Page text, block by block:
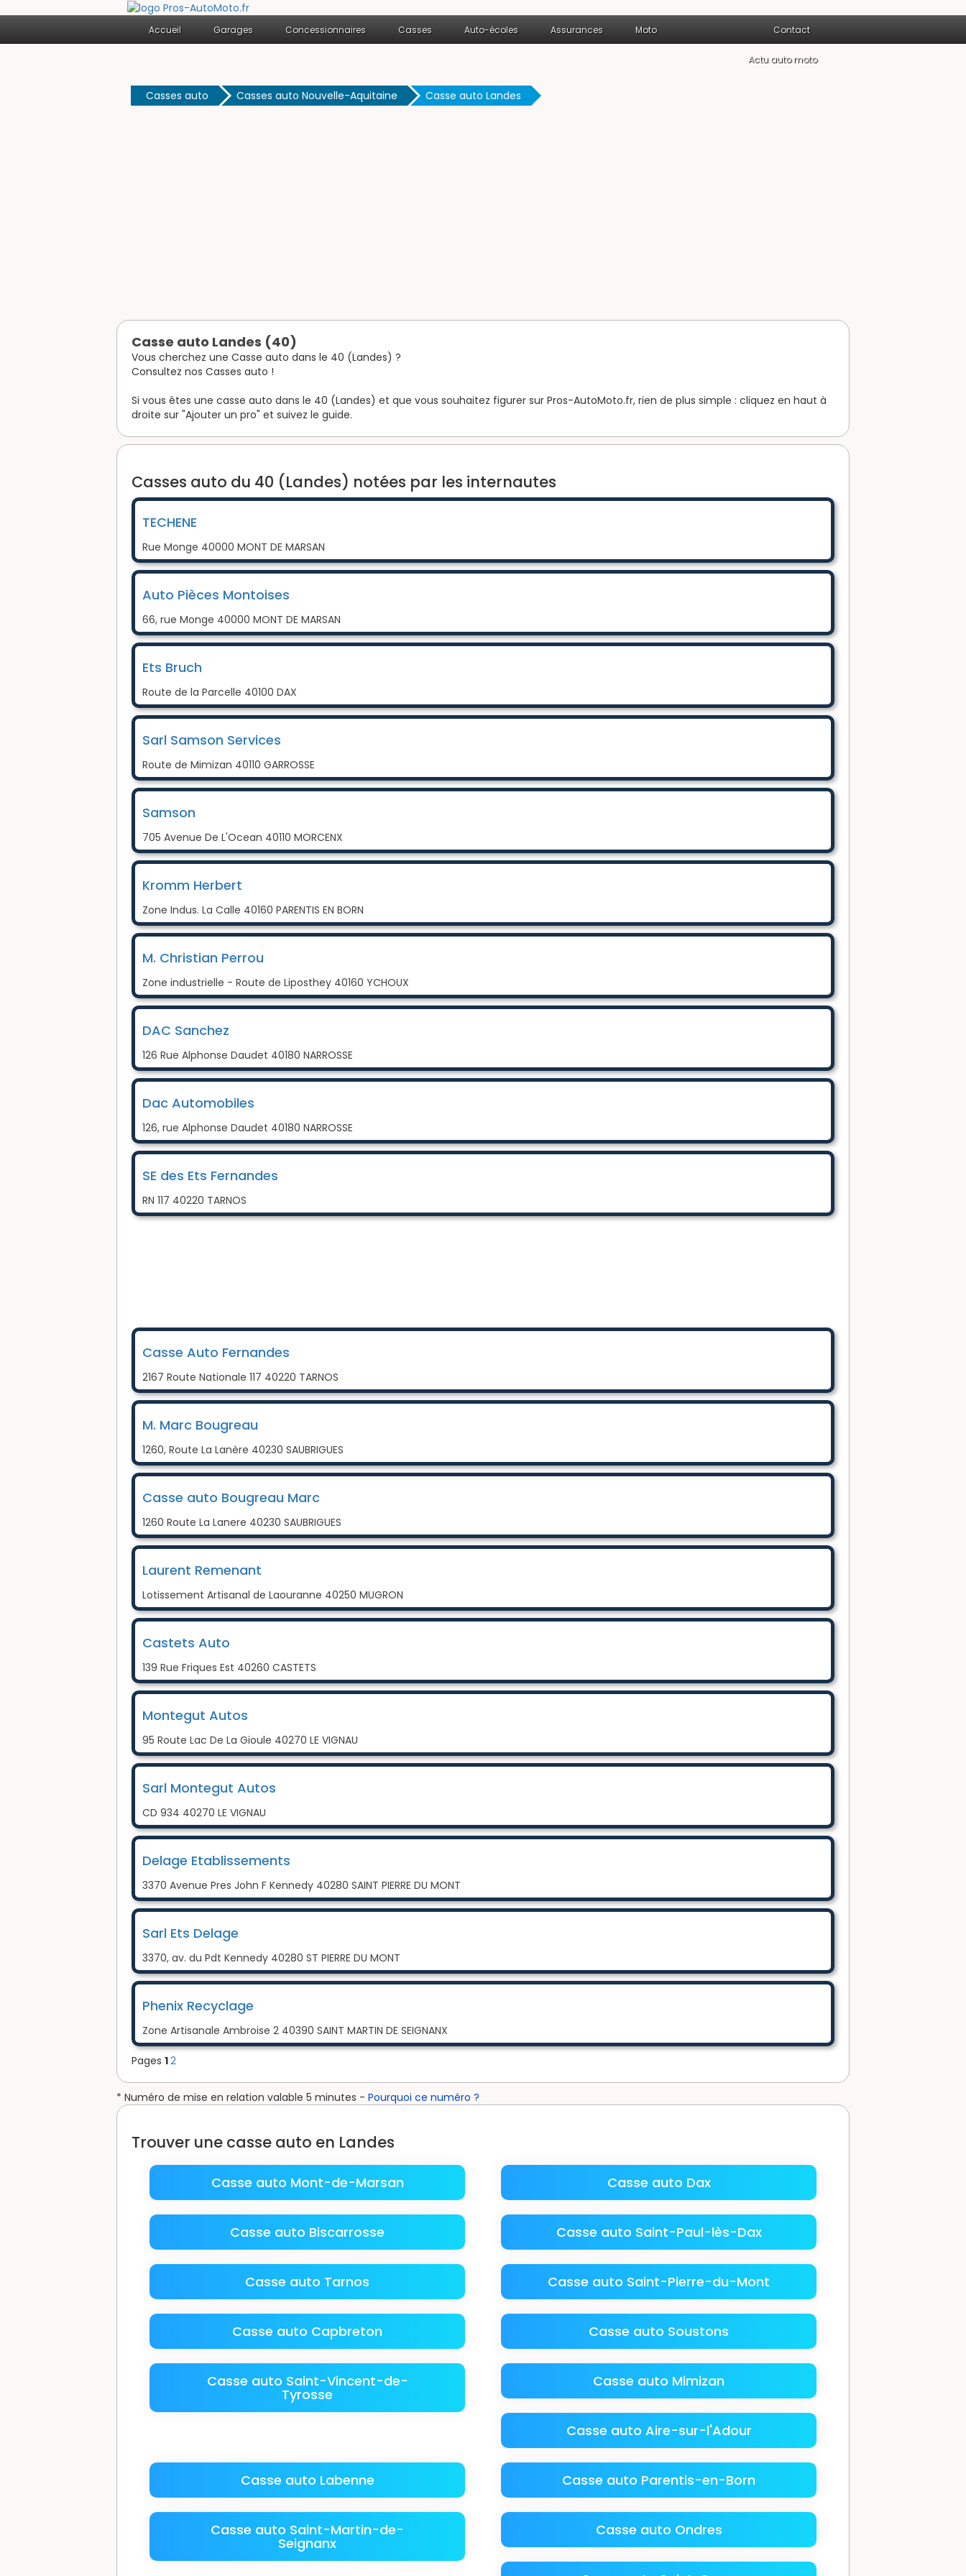
Accueil Garages Concessionnaires Casses Auto-écoles Assurances Moto Contact
Actu auto moto
Casses auto Casses auto Nouvelle-Aquitaine Casse auto Landes
Casse auto Landes (40)
Vous cherchez une Casse auto dans le 40 (Landes) ?
Consultez nos Casses auto !
Si vous êtes une casse auto dans le 40 (Landes) et que vous souhaitez figurer sur Pros-AutoMoto.fr, rien de plus simple : cliquez en haut à
droite sur "Ajouter un pro" et suivez le guide.
Casses auto du 40 (Landes) notées par les internautes
TECHENE
Rue Monge 40000 MONT DE MARSAN
Auto Pièces Montoises
66, rue Monge 40000 MONT DE MARSAN
Ets Bruch
Route de la Parcelle 40100 DAX
Sarl Samson Services
Route de Mimizan 40110 GARROSSE
Samson
705 Avenue De L'Ocean 40110 MORCENX
Kromm Herbert
Zone Indus. La Calle 40160 PARENTIS EN BORN
M. Christian Perrou
Zone industrielle - Route de Liposthey 40160 YCHOUX
DAC Sanchez
126 Rue Alphonse Daudet 40180 NARROSSE
Dac Automobiles
126, rue Alphonse Daudet 40180 NARROSSE
SE des Ets Fernandes
RN 117 40220 TARNOS
Casse Auto Fernandes
2167 Route Nationale 117 40220 TARNOS
M. Marc Bougreau
1260, Route La Lanère 40230 SAUBRIGUES
Casse auto Bougreau Marc
1260 Route La Lanere 40230 SAUBRIGUES
Laurent Remenant
Lotissement Artisanal de Laouranne 40250 MUGRON
Castets Auto
139 Rue Friques Est 40260 CASTETS
Montegut Autos
95 Route Lac De La Gioule 40270 LE VIGNAU
Sarl Montegut Autos
CD 934 40270 LE VIGNAU
Delage Etablissements
3370 Avenue Pres John F Kennedy 40280 SAINT PIERRE DU MONT
Sarl Ets Delage
3370, av. du Pdt Kennedy 40280 ST PIERRE DU MONT
Phenix Recyclage
Zone Artisanale Ambroise 2 40390 SAINT MARTIN DE SEIGNANX
Pages 12
* Numéro de mise en relation valable 5 minutes - Pourquoi ce numéro ?
Trouver une casse auto en Landes
Casse auto Mont-de-Marsan Casse auto Dax
Casse auto Biscarrosse Casse auto Saint-Paul-lès-Dax
Casse auto Tarnos Casse auto Saint-Pierre-du-Mont
Casse auto Capbreton Casse auto Soustons
Casse auto Saint-Vincent-de-
Tyrosse
Casse auto Mimizan
Casse auto Aire-sur-l'Adour
Casse auto Labenne Casse auto Parentis-en-Born
Casse auto Saint-Martin-de-
Seignanx
Casse auto Ondres